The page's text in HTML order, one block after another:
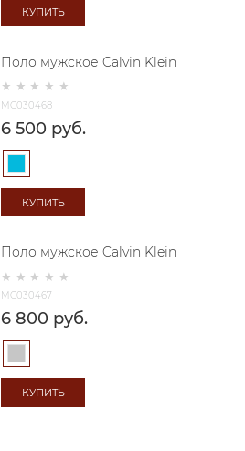
КУПИТЬ
MC030468
Поло мужское Calvin Klein
6 500 руб.
КУПИТЬ
MC030467
Поло мужское Calvin Klein
6 800 руб.
КУПИТЬ